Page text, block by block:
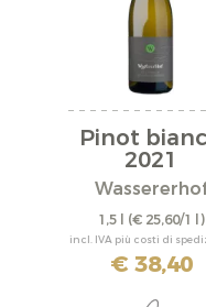
Pinot
2021
1,5 l (€ 25,60/1 l)
incl. IVA più costi di
€ 38,40